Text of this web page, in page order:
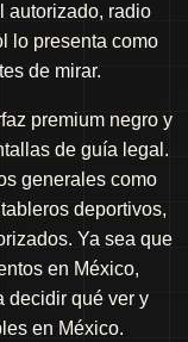
autorizado, radio
lo presenta como
de mirar.
premium negro y
de guía legal.
generales como
deportivos,
Ya sea que
en México,
decidir qué ver y
en México.